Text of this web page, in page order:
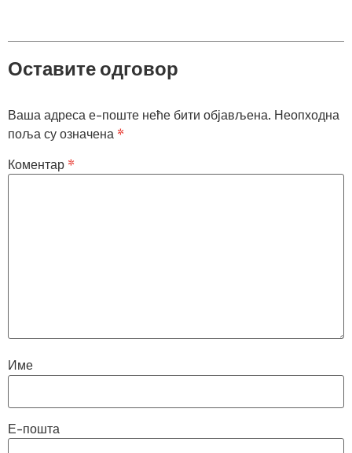
Оставите одговор
Ваша адреса е-поште неће бити објављена. Неопходна
поља су означена *
Коментар *
Име
Е-пошта